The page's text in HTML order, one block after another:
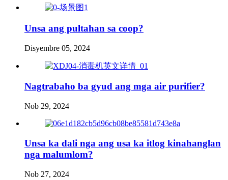
Unsa ang pultahan sa coop?
Disyembre 05, 2024
Nagtrabaho ba gyud ang mga air purifier?
Nob 29, 2024
Unsa ka dali nga ang usa ka itlog kinahanglan
nga malumlom?
Nob 27, 2024